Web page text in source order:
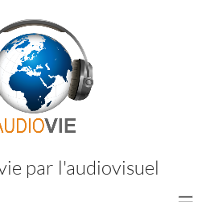
par l'audiovisuel